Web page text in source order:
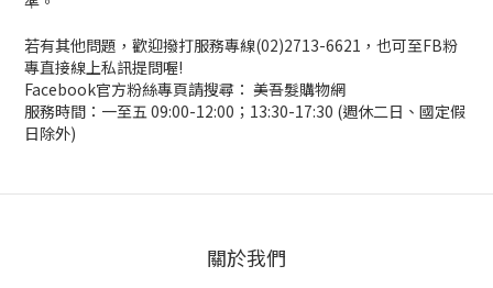
若有其他問題，歡迎撥打服務專線(02)2713-6621，也可至FB粉
專直接線上私訊提問喔!
Facebook官方粉絲專頁請搜尋： 美吾髮購物網
服務時間：一至五 09:00-12:00；13:30-17:30 (週休二日、國定假
日除外)
關於我們